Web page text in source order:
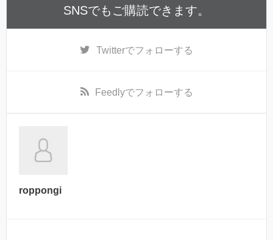
SNSでもご購読できます。
Twitterでフォローする
Feedlyでフォローする
roppongi